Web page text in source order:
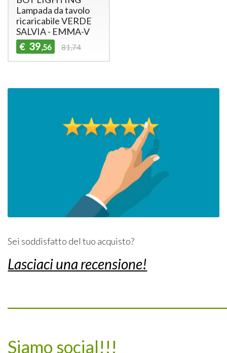
Lampada da tavolo
ricaricabile VERDE
SALVIA - EMMA-V
€ 39,56 81,74
Sei soddisfatto del tuo acquisto?
Lasciaci una recensione!
Siamo social!!!